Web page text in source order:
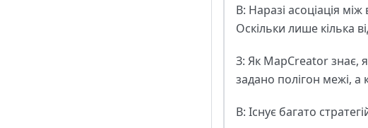
В: Наразі асоціація
Оскільки лише кілька
З: Як MapCreator знає,
задано полігон межі, а
В: Існує багато